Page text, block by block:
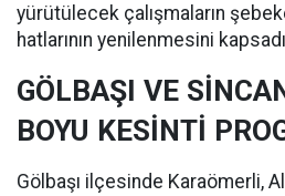
yürütülecek çalışmaların
hatlarının yenilenmesini
GÖLBAŞI VE
BOYU KESİNTİ
Gölbaşı ilçesinde Karaömerli,